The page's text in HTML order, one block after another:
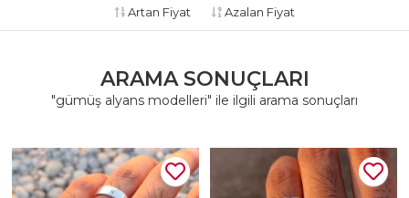
Artan Fiyat
Azalan Fiyat
ARAMA SONUÇLARI
"gümüş alyans modelleri" ile ilgili arama sonuçları